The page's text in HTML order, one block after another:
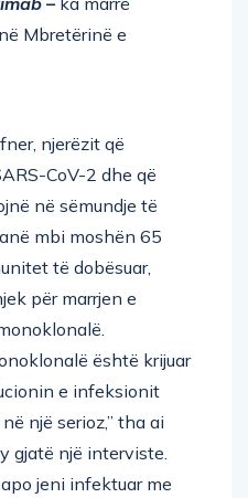
Mbretërinë e
njerëzit që
CoV-2 dhe që
në sëmundje të
mbi moshën 65
të dobësuar,
për marrjen e
është krijuar
e infeksionit
një serioz,” tha ai
gjatë një interviste.
jeni infektuar me